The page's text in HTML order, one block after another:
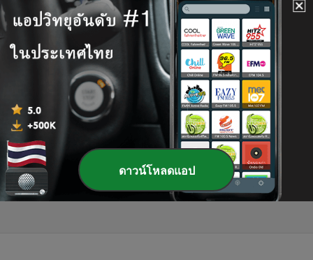
ตอนต่าง ๆ
My First Book-Various
2 - Philosophy - Bertrand Russell - Part 2
1 - Philosophy - Bertrand Russell - Part 1
09 มิ.ย. 2026
ดาวน์โหลดแอป